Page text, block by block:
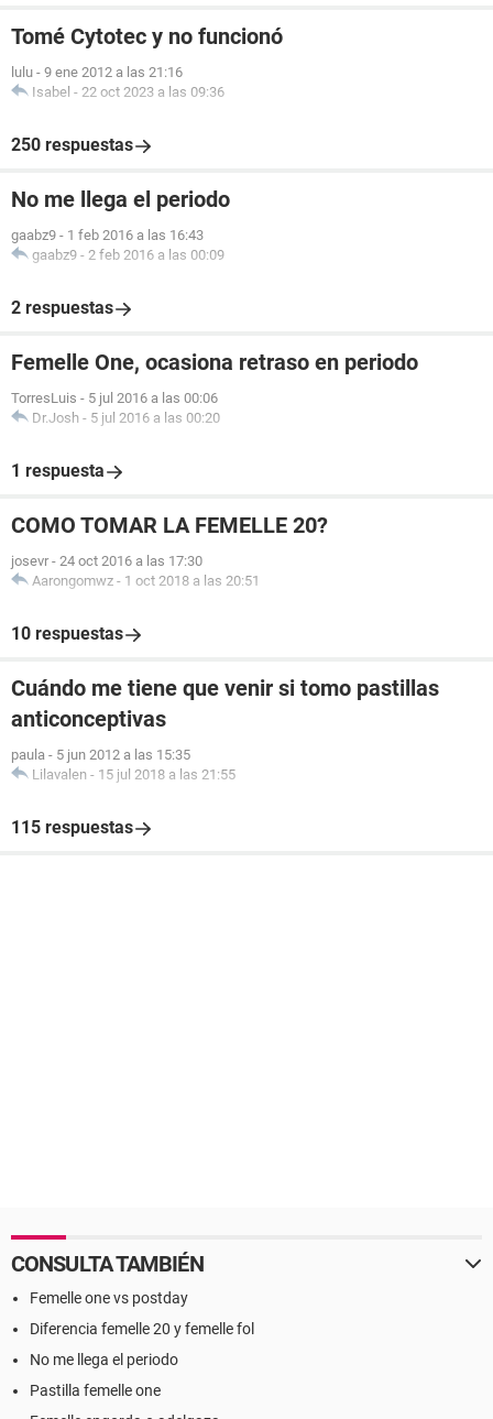
Tomé Cytotec y no funcionó
lulu - 9 ene 2012 a las 21:16
Isabel - 22 oct 2023 a las 09:36
250 respuestas
No me llega el periodo
gaabz9 - 1 feb 2016 a las 16:43
gaabz9 - 2 feb 2016 a las 00:09
2 respuestas
Femelle One, ocasiona retraso en periodo
TorresLuis - 5 jul 2016 a las 00:06
Dr.Josh - 5 jul 2016 a las 00:20
1 respuesta
COMO TOMAR LA FEMELLE 20?
josevr - 24 oct 2016 a las 17:30
Aarongomwz - 1 oct 2018 a las 20:51
10 respuestas
Cuándo me tiene que venir si tomo pastillas
anticonceptivas
paula - 5 jun 2012 a las 15:35
Lilavalen - 15 jul 2018 a las 21:55
115 respuestas
CONSULTA TAMBIÉN
Femelle one vs postday
Diferencia femelle 20 y femelle fol
No me llega el periodo
Pastilla femelle one